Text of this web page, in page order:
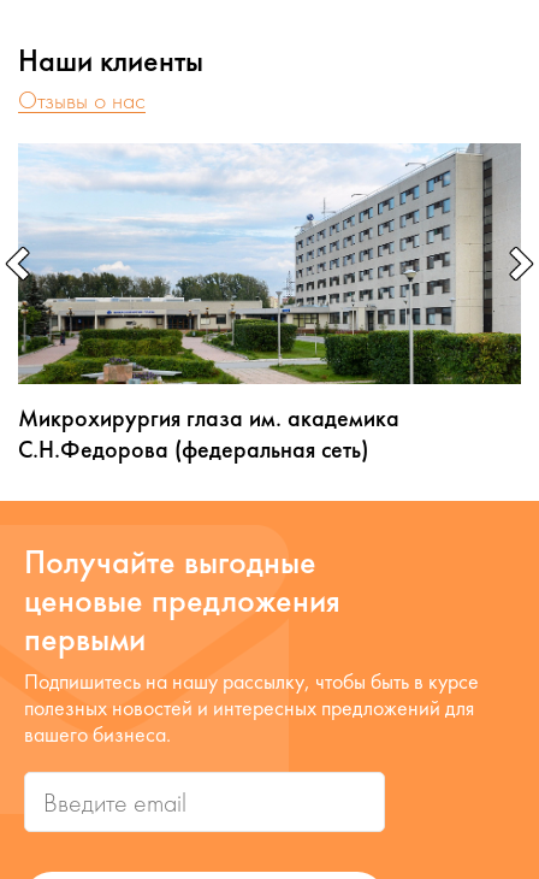
Наши клиенты
Отзывы о нас
Микрохирургия глаза им. академика
С.Н.Федорова (федеральная сеть)
Получайте выгодные
ценовые предложения
первыми
Подпишитесь на нашу рассылку, чтобы быть в курсе
полезных новостей и интересных предложений для
вашего бизнеса.